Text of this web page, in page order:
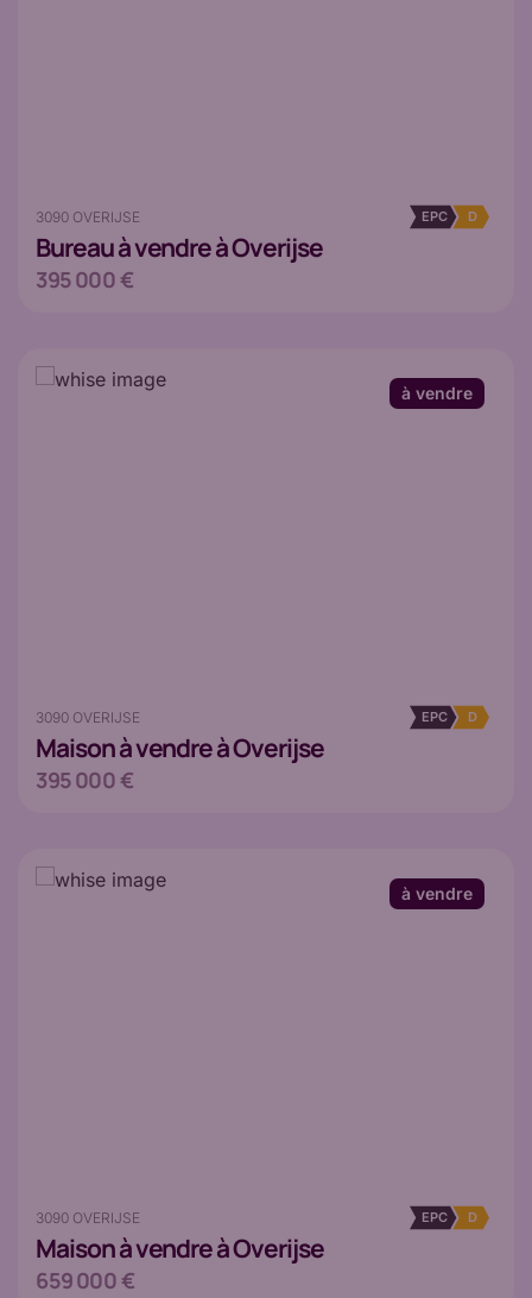
3090 OVERIJSE
Bureauà vendre à Overijse
EPC D
395 000 €
3090 OVERIJSE
Maisonà vendre à Overijse
EPC D
395 000 €
à vendre
3090 OVERIJSE
Maisonà vendre à Overijse
EPC D
659 000 €
à vendre